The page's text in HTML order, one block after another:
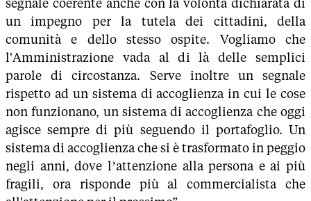
segnale coerente anche con la volontà dichiarata di
un impegno per la tutela dei cittadini, della
comunità e dello stesso ospite. Vogliamo che
l'Amministrazione vada al di là delle semplici
parole di circostanza. Serve inoltre un segnale
rispetto ad un sistema di accoglienza in cui le cose
non funzionano, un sistema di accoglienza che oggi
agisce sempre di più seguendo il portafoglio. Un
sistema di accoglienza che si è trasformato in peggio
negli anni, dove l’attenzione alla persona e ai più
fragili, ora risponde più al commercialista che